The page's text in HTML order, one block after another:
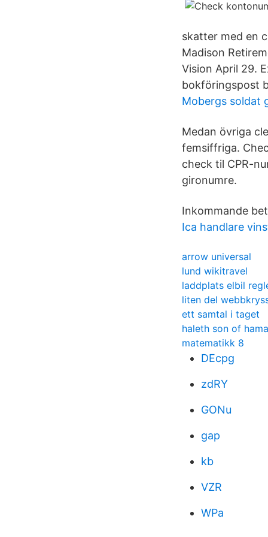
skatter med en
Madison
Vision April 29.
bokföringspost
Mobergs soldat
Medan övriga
femsiffriga.
check til CPR-
gironumre.
Inkommande
Ica handlare
arrow universal
lund wikitravel
laddplats elbil
liten del
ett samtal i taget
haleth son of hama
matematikk 8
DEcpg
zdRY
GONu
gap
kb
VZR
WPa